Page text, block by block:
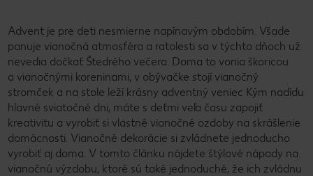
Advent je pre deti nesmierne napínavým obdobím. Všade
panuje vianočná atmosféra a ratolesti sa v týchto dňoch už
nevedia dočkať Štedrého večera. Doma to vonia škoricou
a vianočnými koreninami, v obývačke stojí vianočný
stromček a na stole leží krásny adventný veniec Kým nadídu
hlavné sviatočné dni, máte s deťmi veľa času zapojiť
kreativitu a vyrobiť si vlastné vianočné ozdoby na skrášlenie
domácnosti. Vianočné dekorácie si zvládnete jednoducho
vyrobiť aj doma. V tomto článku nájdete štýlové nápady na
vianočnú výzdobu, ktoré sú také jednoduché, že ich zvládnu